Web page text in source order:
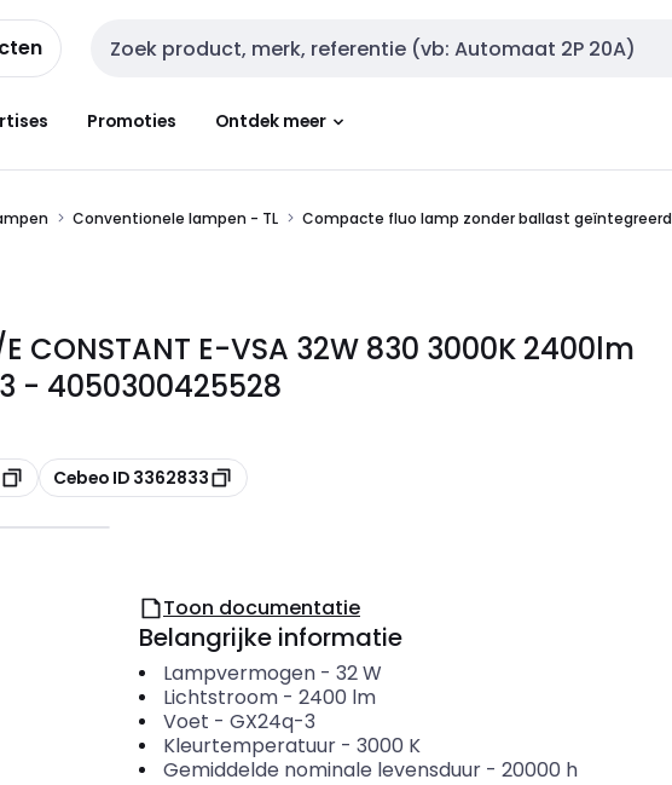
Zoekveld invoer
Promoties Ontdek meer
Conventionele lampen - TL Compacte fluo lamp zonder ballast geïntegreerd
CONSTANT E-VSA 32W 830 3000K 2400lm
- 4050300425528
Kopiëren
Cebeo ID 3362833
Toon documentatie
Belangrijke informatie
Lampvermogen- 32W
Lichtstroom- 2400 lm
Voet - GX24q-3
Kleurtemperatuur- 3000 K
Gemiddelde nominale levensduur- 20000 h